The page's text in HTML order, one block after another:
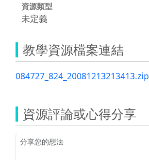
資源類型
未定義
教學資源檔案連結
084727_824_20081213213413.zip
資源評論或心得分享